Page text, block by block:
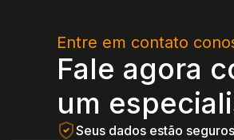
Entre em contato
Fale agora
um
Seus dados estão